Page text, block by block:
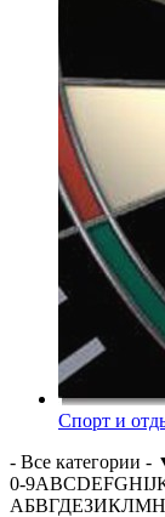
Спорт и
- Все категории -
0-9ABCDEFGHIJ
АБВГДЕЗИКЛМН